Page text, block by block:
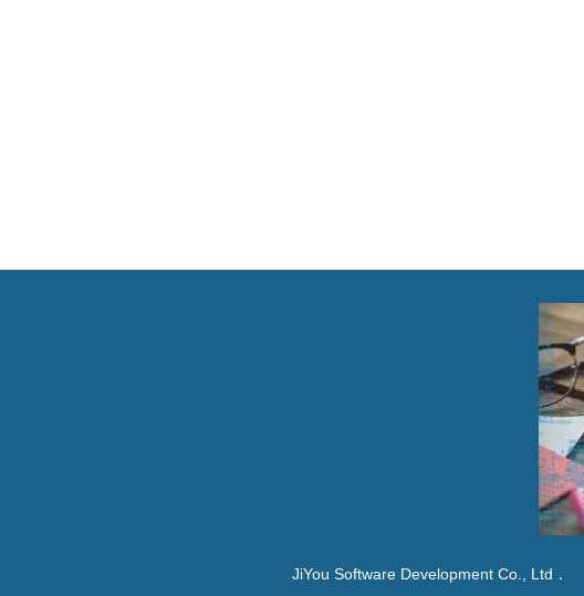
JiYou Software Development Co., Ltd．